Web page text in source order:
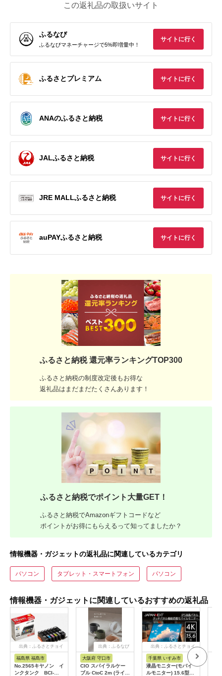
この返礼品の取扱いサイト
ふるなび
ふるなびマネーチャージで5%即増量中！
サイトに行く
ふるさとプレミアム サイトに行く
ANAのふるさと納税 サイトに行く
JALふるさと納税 サイトに行く
JRE MALLふるさと納税 サイトに行く
auPAYふるさと納税 サイトに行く
ふるさと納税 還元率ランキングTOP300
ふるさと納税の制度改定後もお得な
返礼品はまだまだたくさんあります！
ふるさと納税でポイント大量GET！
ふるさと納税でAmazonギフトコードなど
ポイントがお得にもらえるって知ってましたか？
情報機器・ガジェットの返礼品に関連しているカテゴリ
パソコン タブレット・スマートフォン パソコン
情報機器・ガジェットに関連しているおすすめの返礼品
出典：ふるさとチョイ
ス
福島県 福島市
No.2565キヤノン イ
ンクタンク BCI-
出典：ふるなび
大阪府 守口市
CIO スパイラルケー
ブル CtoC 2m (ライト
出典：ふるさとチョイ
千葉県 いすみ市
液晶モニター(モバイ
ルモニター) 15.6型ワ